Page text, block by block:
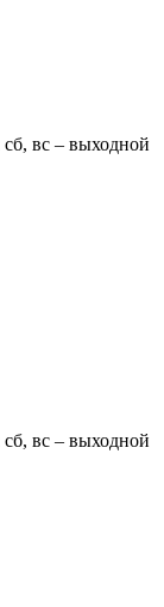
сб, вс – выходной
сб, вс – выходной